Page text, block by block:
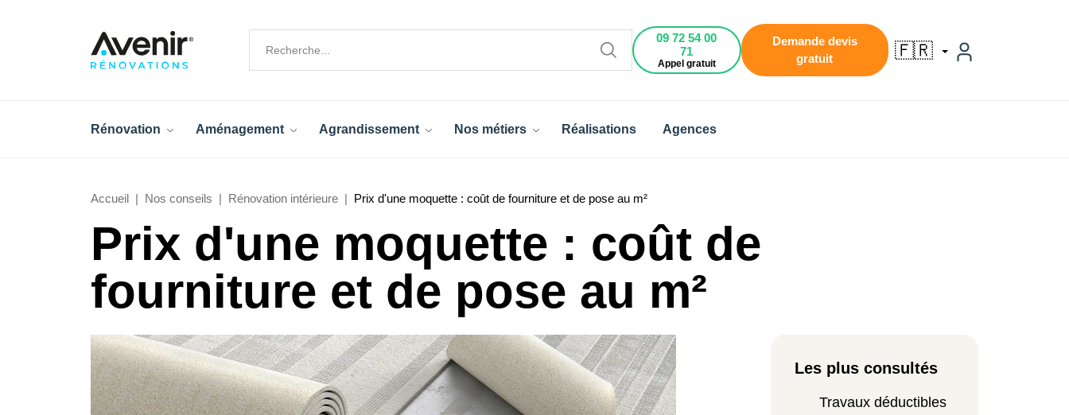
09 72 54 00
71
Appel gratuit
Demande devis
gratuit
🇫🇷
Rénovation Aménagement Agrandissement Nos métiers Réalisations Agences
Accueil Nos conseils Rénovation intérieure Prix d'une moquette : coût de fourniture et de pose au m²
Prix d'une moquette : coût de
fourniture et de pose au m²
Les plus consultés
Travaux déductibles